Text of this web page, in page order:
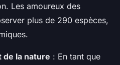
Les amoureux des
plus de 290 espèces,
la nature : En tant que